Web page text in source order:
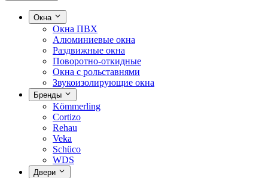
Окна
Окна ПВХ
Алюминиевые окна
Раздвижные окна
Поворотно-откидные
Окна с рольставнями
Звукоизолирующие окна
Бренды
Kömmerling
Cortizo
Rehau
Veka
Schüco
WDS
Двери